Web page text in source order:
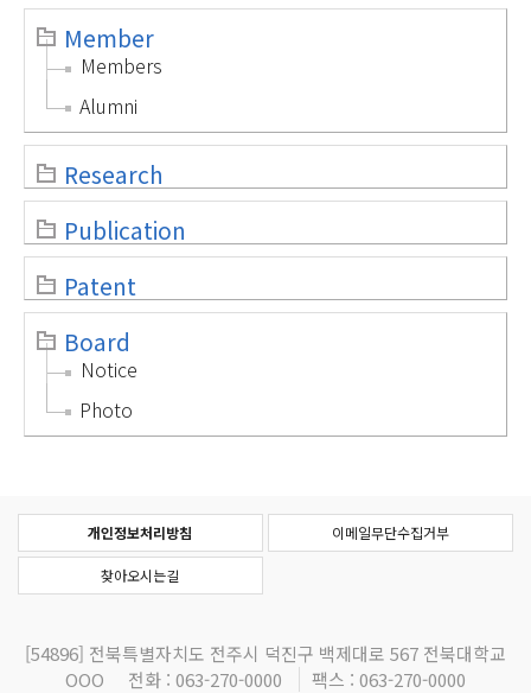
Member
Members
Alumni
Research
Publication
Patent
Board
Notice
Photo
개인정보처리방침 이메일무단수집거부
찾아오시는길
[54896] 전북특별자치도 전주시 덕진구 백제대로 567 전북대학교
OOO
전화 : 063-270-0000 팩스 : 063-270-0000